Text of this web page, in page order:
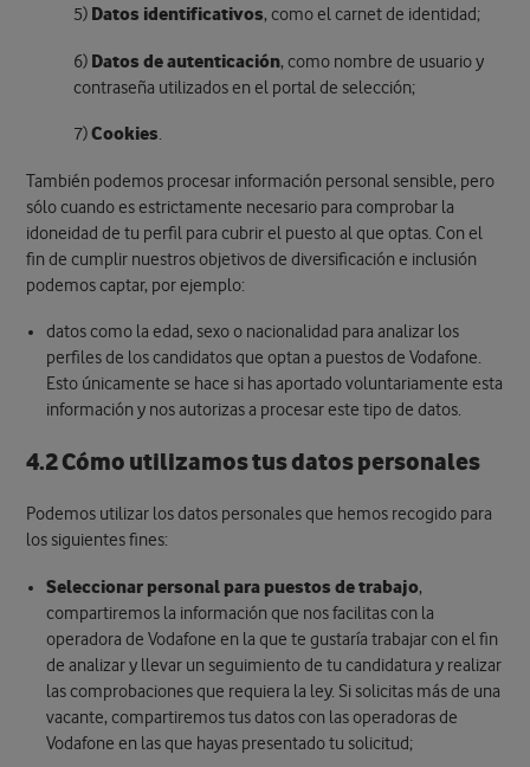
5) Datos identificativos, como el carnet de identidad;
6) Datos de autenticación, como nombre de usuario y
contraseña utilizados en el portal de selección;
7)Cookies.
También podemos procesar información personal sensible, pero
sólo cuando es estrictamente necesario para comprobar la
idoneidad de tu perfil para cubrir el puesto al que optas. Con el
fin de cumplir nuestros objetivos de diversificación e inclusión
podemos captar, por ejemplo:
datos como la edad, sexo o nacionalidad para analizar los
perfiles de los candidatos que optan a puestos de Vodafone.
Esto únicamente se hace si has aportado voluntariamente esta
información y nos autorizas a procesar este tipo de datos.
4.2 Cómo utilizamos tus datos personales
Podemos utilizar los datos personales que hemos recogido para
los siguientes fines:
Seleccionar personal para puestos de trabajo,
compartiremos la información que nos facilitas con la
operadora de Vodafone en la que te gustaría trabajar con el fin
de analizar y llevar un seguimiento de tu candidatura y realizar
las comprobaciones que requiera la ley. Si solicitas más de una
vacante, compartiremos tus datos con las operadoras de
Vodafone en las que hayas presentado tu solicitud;